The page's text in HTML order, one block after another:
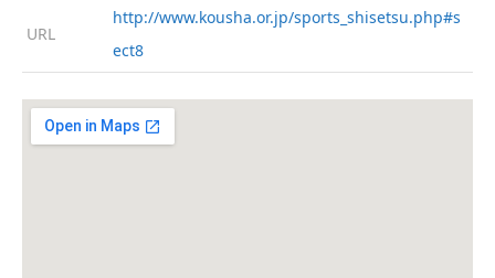
URL
http://www.kousha.or.jp/sports_shisetsu.php#s
ect8